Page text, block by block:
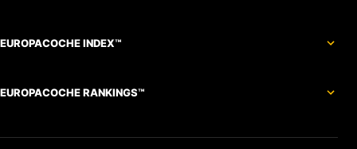
EUROPACOCHE INDEX™
EUROPACOCHE RANKINGS™